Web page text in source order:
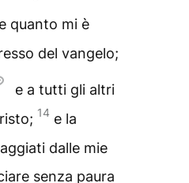
quanto mi è
del vangelo;
e a tutti gli altri
14 e la
dalle mie
senza paura